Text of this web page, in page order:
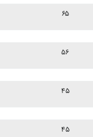
۶۵
۵۶
۴۵
۴۵